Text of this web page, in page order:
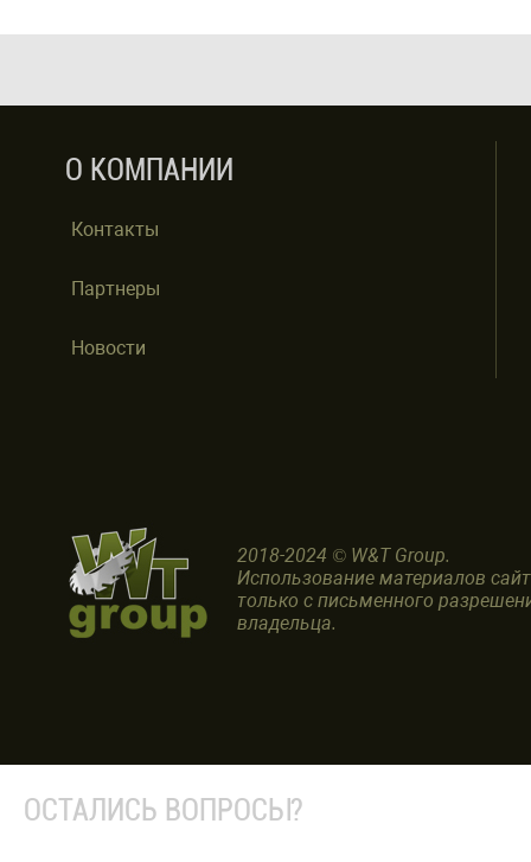
О КОМПАНИИ
Контакты
Партнеры
Новости
2018-2024 © W&T Group.
Использование материалов
только с письменного
владельца.
ОСТАЛИСЬ ВОПРОСЫ?